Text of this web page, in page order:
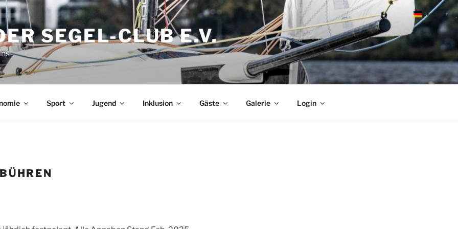
SEGEL-CLUB E.V.
Sport Jugend Inklusion Gäste Galerie Login
Deutsch ▼